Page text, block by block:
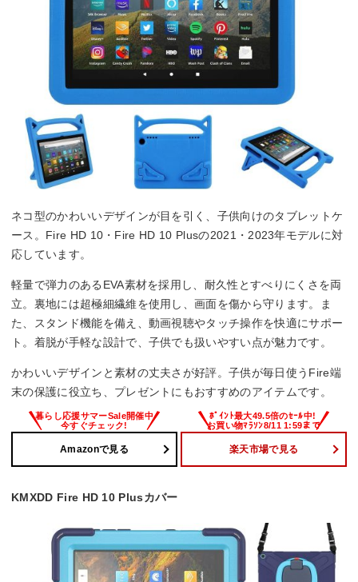
ネコ型のかわいいデザインが目を引く、子供向けのタブレットケ
ース。Fire HD 10・Fire HD 10 Plusの2021・2023年モデルに対
応しています。
軽量で弾力のあるEVA素材を採用し、耐久性とすべりにくさを両
立。裏地には超極細繊維を使用し、画面を傷から守ります。ま
た、スタンド機能を備え、動画視聴やタッチ操作を快適にサポー
ト。着脱が手軽な設計で、子供でも扱いやすい点が魅力です。
かわいいデザインと素材の丈夫さが好評。子供が毎日使うFire端
末の保護に役立ち、プレゼントにもおすすめのアイテムです。
Amazonで見る 楽天市場で見る
KMXDD Fire HD 10 Plusカバー